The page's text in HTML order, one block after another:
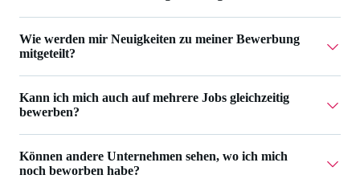
weitere Informationen.
Ja, das ist möglich. In deinerBewerbungsübersichtkannst
du deine Angaben einsehen und Änderungen vornehmen.
ist die Bearbeitung nicht mehr möglich. Du kannst aber
Informationen ergänzen und weitere Dokumente
hochladen.
Wie werden mir Neuigkeiten zu meiner Bewerbung
mitgeteilt?
In deinerBewerbungsübersichtbei Workwise hast du
jederzeit einen Überblick über den Bewerbungsverlauf.
Statusänderungen.
Kann ich mich auch auf mehrere Jobs gleichzeitig
bewerben?
Die Anzahl deiner Bewerbungen ist nicht limitiert. Einen
Überblick über deine Bewerbungen findest du
Können andere Unternehmen sehen, wo ich mich
noch beworben habe?